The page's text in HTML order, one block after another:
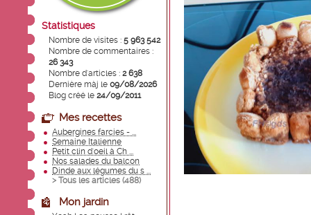
Statistiques
Nombre de visites : 5 963 542
Nombre de commentaires :
26 343
Nombre d'articles : 2 638
Dernière màj le 09/08/2026
Blog créé le 24/09/2011
Mes recettes
Aubergines farcies - ...
Semaine Italienne
Petit clin d'oeil à Ch ...
Nos salades du balcon
Dinde aux légumes du s ...
> Tous les articles (488)
Mon jardin